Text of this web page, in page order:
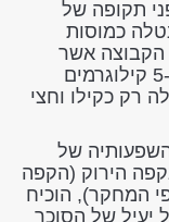
תקופה של
כמוסות
הקבוצה אשר
נטלה את כמוסות קפה ירוק השילה כ-5 קילוגרמים
רק כקילו וחצי
של
הירוק (הקפה
המחקר), הוכיח
יעיל של הסוכר